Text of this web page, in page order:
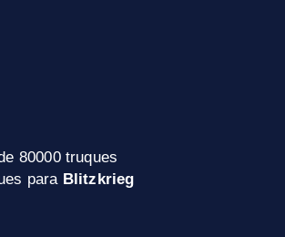
80000 truques
para Blitzkrieg